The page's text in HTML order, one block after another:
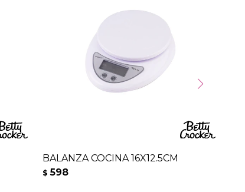
BALANZA COCINA 16X12.5CM
$ 598